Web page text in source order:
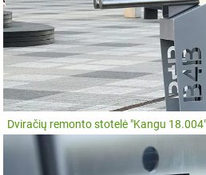
Dviračių remonto stotelė "Kangu